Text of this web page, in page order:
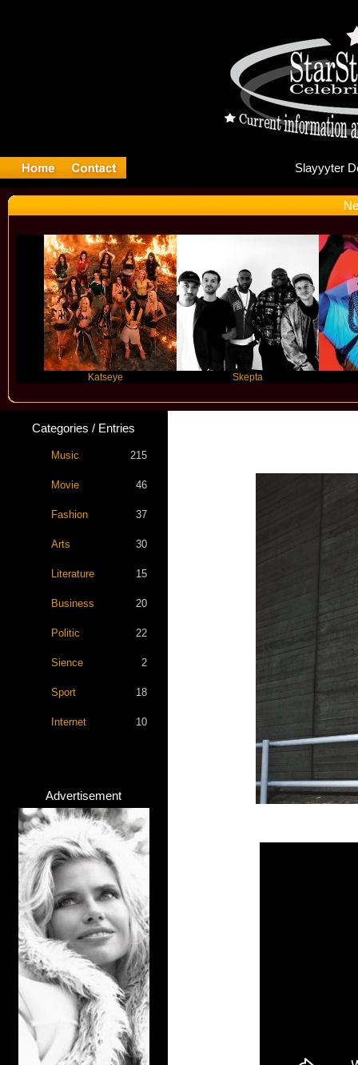
Categories / Entries
Music 215
Movie 46
Fashion 37
Arts 30
Literature 15
Business 20
Politic 22
Sience 2
Sport 18
Internet 10
Advertisement